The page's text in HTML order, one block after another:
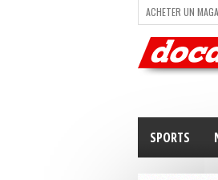
ACHETER UN
TRAIL RUNNING
SPORTS